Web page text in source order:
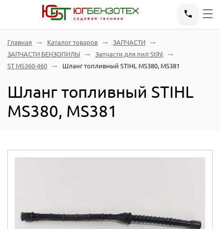
Главная Каталог товаров
ЗАПЧАСТИ
ЗАПЧАСТИ БЕНЗОПИЛЫ
Запчасти для пил Stihl
ST MS360-460
Шланг топливный STIHL MS380, MS381
Шланг топливный STIHL
MS380, MS381